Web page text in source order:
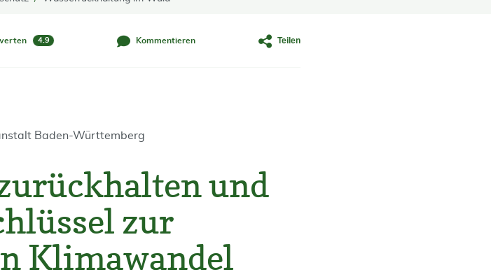
4.9 Kommentieren Teilen
Baden-Württemberg
und
zur
Klimawandel